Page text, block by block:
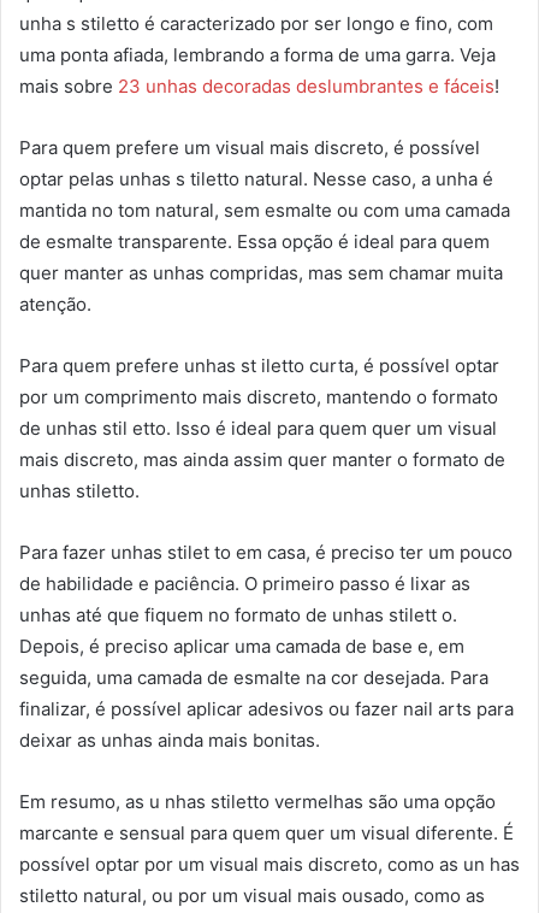
unha s stiletto é caracterizado por ser longo e fino, com
uma ponta afiada, lembrando a forma de uma garra. Veja
mais sobre 23 unhas decoradas deslumbrantes e fáceis!
Para quem prefere um visual mais discreto, é possível
optar pelas unhas s tiletto natural. Nesse caso, a unha é
mantida no tom natural, sem esmalte ou com uma camada
de esmalte transparente. Essa opção é ideal para quem
quer manter as unhas compridas, mas sem chamar muita
atenção.
Para quem prefere unhas st iletto curta, é possível optar
por um comprimento mais discreto, mantendo o formato
de unhas stil etto. Isso é ideal para quem quer um visual
mais discreto, mas ainda assim quer manter o formato de
unhas stiletto.
Para fazer unhas stilet to em casa, é preciso ter um pouco
de habilidade e paciência. O primeiro passo é lixar as
unhas até que fiquem no formato de unhas stilett o.
Depois, é preciso aplicar uma camada de base e, em
seguida, uma camada de esmalte na cor desejada. Para
finalizar, é possível aplicar adesivos ou fazer nail arts para
deixar as unhas ainda mais bonitas.
Em resumo, as u nhas stiletto vermelhas são uma opção
marcante e sensual para quem quer um visual diferente. É
possível optar por um visual mais discreto, como as un has
stiletto natural, ou por um visual mais ousado, como as